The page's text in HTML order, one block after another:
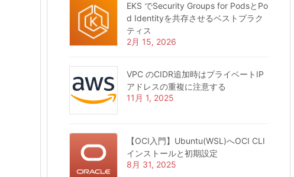
EKS でSecurity Groups for PodsとPo
d Identityを共存させるベストプラク
ティス
2月 15, 2026
VPC のCIDR追加時はプライベートIP
アドレスの重複に注意する
11月 1, 2025
【OCI入門】Ubuntu(WSL)へOCI CLI
インストールと初期設定
8月 31, 2025